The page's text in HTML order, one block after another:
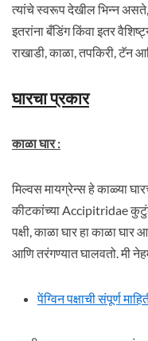
त्यांचे स्वरूप देखील भिन्न
इतरांना बँडिंग किंवा इतर
राखाडी, काळा, तपकिरी, टॅन
घारचा प्रकार
काळा घार:
मिल्वस मायग्रेन्स हे काळ्या
कीटकांच्या Accipitridae
पक्षी, काळा घार हा काळा
आणि तरंगण्यात घालवतो. मी
पेंग्विन पक्षाची संपूर्ण